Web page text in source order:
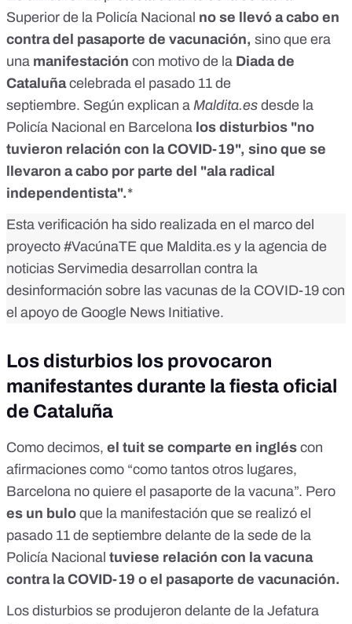
Superior de la Policía Nacional no se llevó a cabo en
contra del pasaporte de vacunación, sino que era
una manifestación con motivo de la Diada de
Cataluñacelebrada el pasado 11 de
septiembre. Según explican a Maldita.es desde la
Policía Nacional en Barcelona los disturbios "no
tuvieron relación con la COVID-19", sino que se
llevaron a cabo por parte del "ala radical
independentista".*
Esta verificación ha sido realizada en el marco del
proyecto #VacúnaTE que Maldita.es y la agencia de
noticias Servimedia desarrollan contra la
desinformación sobre las vacunas de la COVID-19 con
el apoyo de Google News Initiative.
Los disturbios los provocaron
manifestantes durante la fiesta oficial
de Cataluña
Como decimos, el tuit se comparte en inglés con
afirmaciones como “como tantos otros lugares,
Barcelona no quiere el pasaporte de la vacuna”. Pero
es un bulo que la manifestación que se realizó el
pasado 11 de septiembre delante de la sede de la
Policía Nacional tuviese relación con la vacuna
contra la COVID-19 o el pasaporte de vacunación.
Los disturbios se produjeron delante de la Jefatura